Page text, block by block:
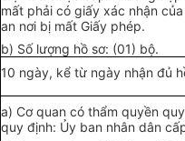
mất phải có giấy xác nhận
an nơi bị mất Giấy phép.
b) Số lượng hồ sơ: (01) bộ.
10 ngày, kể từ ngày nhận đủ
a) Cơ quan có thẩm quyền
quy định: Ủy ban nhân dân